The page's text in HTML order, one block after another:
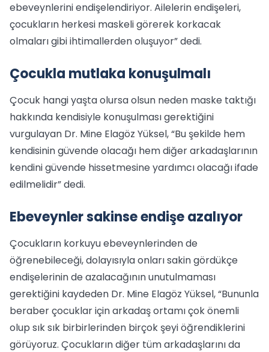
ebeveynlerini endişelendiriyor. Ailelerin endişeleri,
çocukların herkesi maskeli görerek korkacak
olmaları gibi ihtimallerden oluşuyor” dedi.
Çocukla mutlaka konuşulmalı
Çocuk hangi yaşta olursa olsun neden maske taktığı
hakkında kendisiyle konuşulması gerektiğini
vurgulayan Dr. Mine Elagöz Yüksel, “Bu şekilde hem
kendisinin güvende olacağı hem diğer arkadaşlarının
kendini güvende hissetmesine yardımcı olacağı ifade
edilmelidir” dedi.
Ebeveynler sakinse endişe azalıyor
Çocukların korkuyu ebeveynlerinden de
öğrenebileceği, dolayısıyla onları sakin gördükçe
endişelerinin de azalacağının unutulmaması
gerektiğini kaydeden Dr. Mine Elagöz Yüksel, “Bununla
beraber çocuklar için arkadaş ortamı çok önemli
olup sık sık birbirlerinden birçok şeyi öğrendiklerini
görüyoruz. Çocukların diğer tüm arkadaşlarını da